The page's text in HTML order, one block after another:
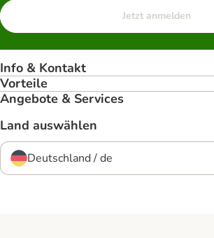
Jetzt anmelden
Info & Kontakt
Vorteile
Angebote & Services
Land auswählen
Deutschland / de